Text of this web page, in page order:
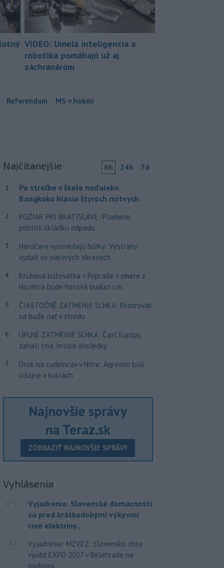
VIDEO: Umelá inteligencia a
robotika pomáhajú už aj
záchranárom
Referendum MS v hokeji
Najčítanejšie 6h 24h 7d
1
Po streľbe v škole neďaleko
Bangkoku hlásia štyroch mŕtvych
2
POŽIAR PRI BRATISLAVE: Plamene
pohltili skládku odpadu
3
Horúčavy vystriedajú búrky: Výstrahy
vydali vo viacerých okresoch
4
Kruhová križovatka v Poprade v smere z
Hozelca bude hotová budúci rok
5
ČIASTOČNÉ ZATMENIE SLNKA: Pozorovať
sa bude dať v stredu
6
ÚPLNÉ ZATMENIE SLNKA: Časť Európy
zahalí tma, hrozia dôsledky
7
Útok na cudzincov v Nitre: Agresori boli
údajne v kuklách
Najnovšie správy
na Teraz.sk
ZOBRAZIŤ NAJNOVŠIE SPRÁVY
Vyhlásenia
07:55
Vyjadrenie: Slovenské domácnosti
sú pred krátkodobými výkyvmi
cien elektriny...
18:12
Vyjadrenie: MZVEZ: Slovensko chce
využiť EXPO 2027 v Belehrade na
podporu...